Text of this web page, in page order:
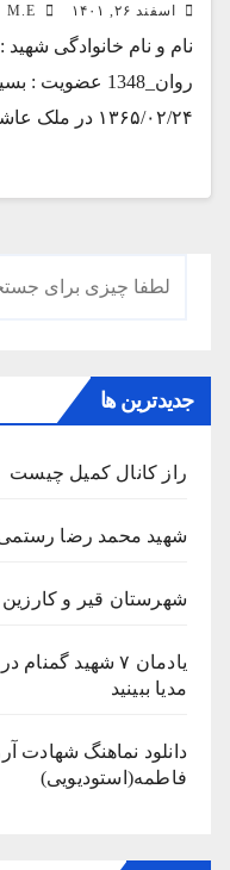
اسفند ۲۶, ۱۴۰۱
نام و نام خانوادگی
روان_1348
۱۳۶۵/۰۲/۲۴ در ملک عاشقی که دو عالم…
جستجو
جدیدترین ها
راز کانال کمیل چیست
شهید محمد رضا رستمی
شهرستان قیر و کارزین
یادمان ۷ شهید
مدیا ببینید
دانلود نماهنگ شهادت
فاطمه(استودیویی)